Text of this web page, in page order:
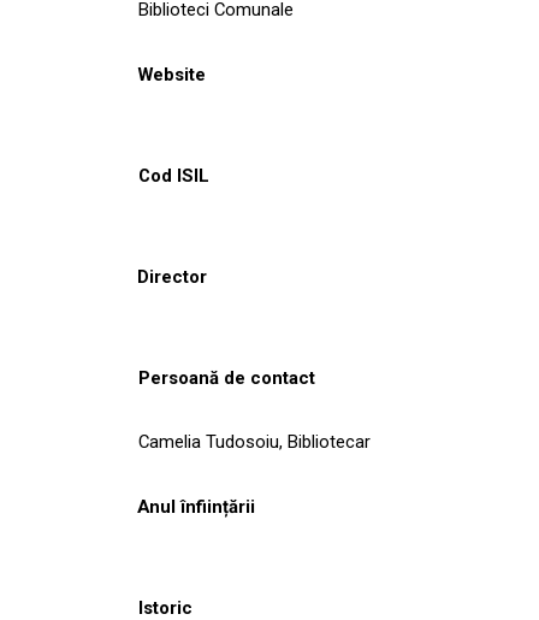
Biblioteci Comunale
Website
Cod ISIL
Director
Persoană de contact
Camelia Tudosoiu, Bibliotecar
Anul înființării
Istoric